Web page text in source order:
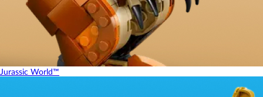
Jurassic World™